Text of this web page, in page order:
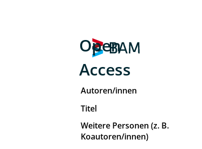
Open
Access
Autoren/innen
Titel
Weitere Personen (z. B.
Koautoren/innen)